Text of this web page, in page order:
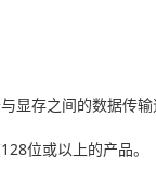
显存之间的数据传输
位或以上的产品。